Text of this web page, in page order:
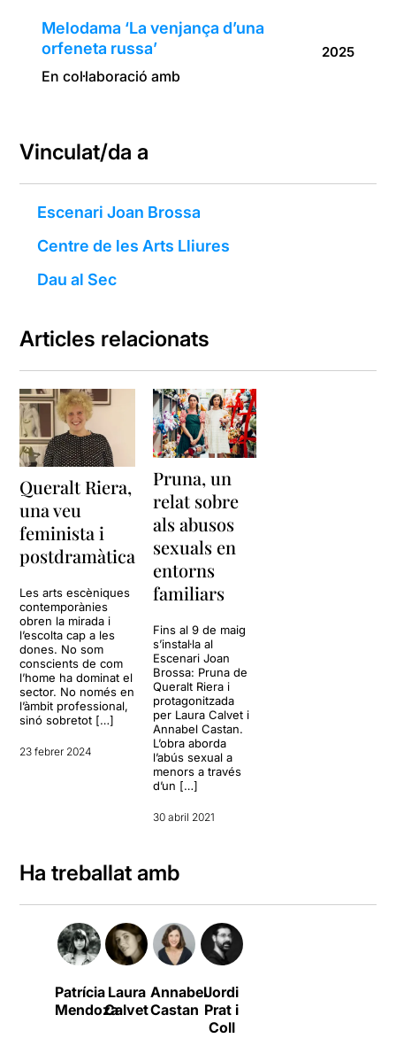
Melodama ‘La venjança d’una
orfeneta russa’
En col·laboració amb
2025
Vinculat/da a
Escenari Joan Brossa
Centre de les Arts Lliures
Dau al Sec
Articles relacionats
Queralt Riera,
una veu
feminista i
postdramàtica
Les arts escèniques
contemporànies
obren la mirada i
l’escolta cap a les
dones. No som
conscients de com
l’home ha dominat el
sector. No només en
l’àmbit professional,
sinó sobretot […]
23 febrer 2024
Pruna, un
relat sobre
als abusos
sexuals en
entorns
familiars
Fins al 9 de maig
s’instal·la al
Escenari Joan
Brossa: Pruna de
Queralt Riera i
protagonitzada
per Laura Calvet i
Annabel Castan.
L’obra aborda
l’abús sexual a
menors a través
d’un […]
30 abril 2021
Ha treballat amb
Patrícia
Mendoza
Laura
Calvet
Annabel
Castan
Jordi
Prat i
Coll